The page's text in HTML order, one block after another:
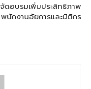
จัดอบรมเพิ่มประสิทธิภาพ
พนักงานอัยการและนิติกร